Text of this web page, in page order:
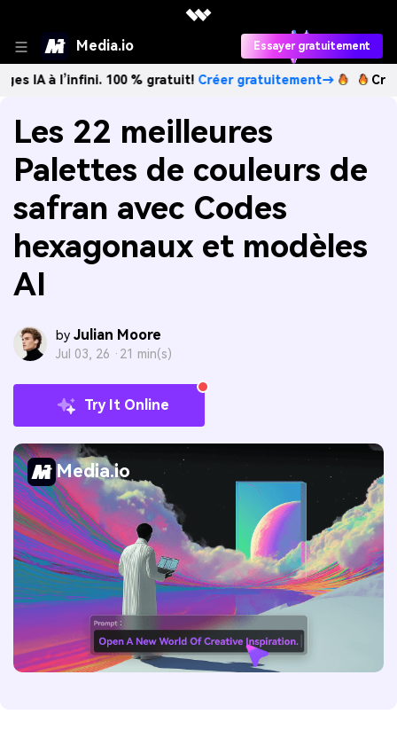
Media.io Essayer gratuitement
100 % gratuit!Créer gratuitement→ Créez des
Les 22 meilleures
Palettes de couleurs de
safran avec Codes
hexagonaux et modèles
AI
by Julian Moore
Jul 03, 26 · 21 min(s)
Try It Online
Media.io